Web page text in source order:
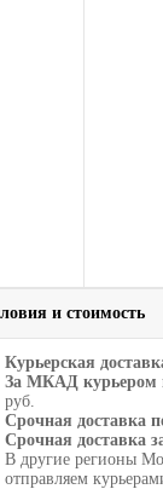
и стоимость
Курьерская
За МКАД курьером
руб.
Срочная доставка
Срочная доставка
В другие регионы
отправляем